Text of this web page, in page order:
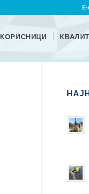
E-
КОРИСНИЦИ